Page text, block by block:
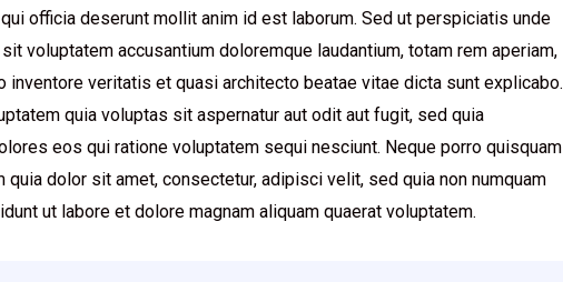
officia deserunt mollit anim id est laborum. Sed ut perspiciatis unde
voluptatem accusantium doloremque laudantium, totam rem aperiam,
inventore veritatis et quasi architecto beatae vitae dicta sunt explicabo.
quia voluptas sit aspernatur aut odit aut fugit, sed quia
eos qui ratione voluptatem sequi nesciunt. Neque porro quisquam
quia dolor sit amet, consectetur, adipisci velit, sed quia non numquam
ut labore et dolore magnam aliquam quaerat voluptatem.